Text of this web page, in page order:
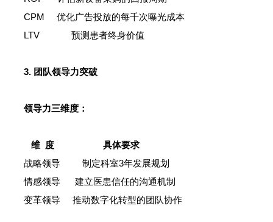
CPM 优化广告投放的每千次曝光成本
LTV 预测患者终身价值
3. 团队领导力突破
领导力三维度：
维 度 具体要求
战略领导 制定科室3年发展规划
情感领导 建立医患信任的沟通机制
变革领导 推动数字化转型的团队协作